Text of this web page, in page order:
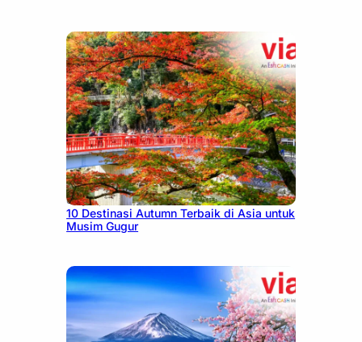
July 9, 2026
10 Destinasi Autumn Terbaik di Asia untuk
Musim Gugur